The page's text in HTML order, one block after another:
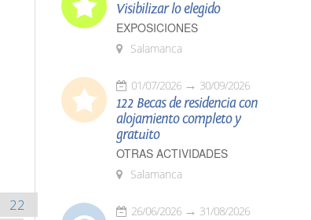
22
Visibilizar lo elegido
EXPOSICIONES
Salamanca
01/07/2026 30/09/2026
122 Becas de residencia con
alojamiento completo y
gratuito
OTRAS ACTIVIDADES
Salamanca
26/06/2026 31/08/2026